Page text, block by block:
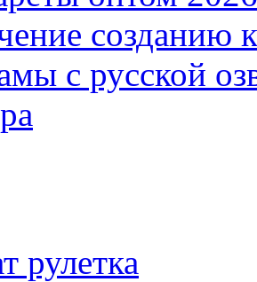
созданию
с русской
рулетка